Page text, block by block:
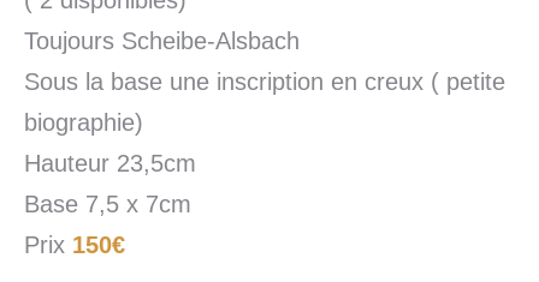
Toujours Scheibe-Alsbach
Sous la base une inscription en creux ( petite
biographie)
Hauteur 23,5cm
Base 7,5 x 7cm
Prix 150€